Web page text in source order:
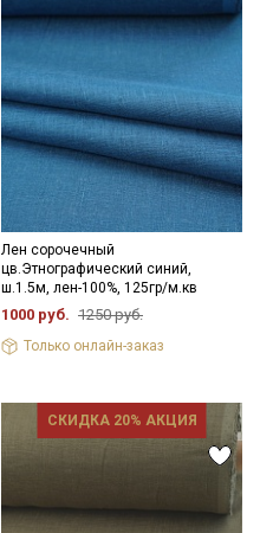
Лен сорочечный
цв.Этнографический синий,
ш.1.5м, лен-100%, 125гр/м.кв
1000 руб. 1250 руб.
Только онлайн-заказ
СКИДКА 20% АКЦИЯ